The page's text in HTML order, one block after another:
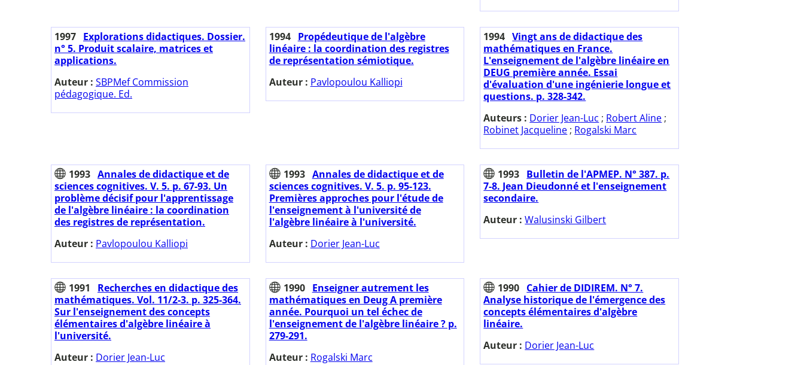
1997 Explorations didactiques. Dossier.
n° 5. Produit scalaire, matrices et
applications.
Auteur : SBPMef Commission
pédagogique. Ed.
1994
Propédeutique de l'algèbre
linéaire : la coordination des registres
de représentation sémiotique.
Auteur : Pavlopoulou Kalliopi
1994 Vingt ans de didactique des
mathématiques en France.
L'enseignement de l'algèbre linéaire en
DEUG première année. Essai
d'évaluation d'une ingénierie longue et
questions. p. 328-342.
Auteurs : Dorier Jean-Luc ; Robert Aline ;
Robinet Jacqueline ; Rogalski Marc
1993 Annales de didactique et de
sciences cognitives. V. 5. p. 67-93. Un
problème décisif pour l'apprentissage
de l'algèbre linéaire : la coordination
des registres de représentation.
Auteur : Pavlopoulou Kalliopi
1993 Annales de didactique et de
sciences cognitives. V. 5. p. 95-123.
Premières approches pour l'étude de
l'enseignement à l'université de
l'algèbre linéaire à l'université.
Auteur : Dorier Jean-Luc
1993 Bulletin de l'APMEP. N° 387. p.
7-8. Jean Dieudonné et l'enseignement
secondaire.
Auteur :Walusinski Gilbert
1991
Recherches en didactique des
mathématiques. Vol. 11/2-3. p. 325-364.
Sur l'enseignement des concepts
élémentaires d'algèbre linéaire à
l'université.
Auteur : Dorier Jean-Luc
1990
Enseigner autrement les
mathématiques en Deug A première
année. Pourquoi un tel échec de
l'enseignement de l'algèbre linéaire ? p.
279-291.
Auteur : Rogalski Marc
1990 Cahier de DIDIREM. N° 7.
Analyse historique de l'émergence des
concepts élémentaires d'algèbre
linéaire.
Auteur : Dorier Jean-Luc